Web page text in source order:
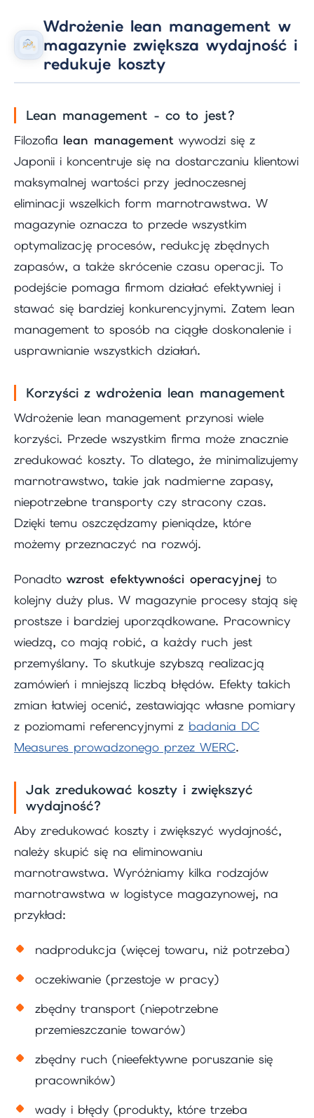
Wdrożenie lean management w
magazynie zwiększa wydajność i
redukuje koszty
Lean management - co to jest?
Filozofia lean management wywodzi się z
Japonii i koncentruje się na dostarczaniu klientowi
maksymalnej wartości przy jednoczesnej
eliminacji wszelkich form marnotrawstwa. W
magazynie oznacza to przede wszystkim
optymalizację procesów, redukcję zbędnych
zapasów, a także skrócenie czasu operacji. To
podejście pomaga firmom działać efektywniej i
stawać się bardziej konkurencyjnymi. Zatem lean
management to sposób na ciągłe doskonalenie i
usprawnianie wszystkich działań.
Korzyści z wdrożenia lean management
Wdrożenie lean management przynosi wiele
korzyści. Przede wszystkim firma może znacznie
zredukować koszty. To dlatego, że minimalizujemy
marnotrawstwo, takie jak nadmierne zapasy,
niepotrzebne transporty czy stracony czas.
Dzięki temu oszczędzamy pieniądze, które
możemy przeznaczyć na rozwój.
Ponadto wzrost efektywności operacyjnej to
kolejny duży plus. W magazynie procesy stają się
prostsze i bardziej uporządkowane. Pracownicy
wiedzą, co mają robić, a każdy ruch jest
przemyślany. To skutkuje szybszą realizacją
zamówień i mniejszą liczbą błędów. Efekty takich
zmian łatwiej ocenić, zestawiając własne pomiary
z poziomami referencyjnymi z badania DC
Measures prowadzonego przez WERC.
Jak zredukować koszty i zwiększyć
wydajność?
Aby zredukować koszty i zwiększyć wydajność,
należy skupić się na eliminowaniu
marnotrawstwa. Wyróżniamy kilka rodzajów
marnotrawstwa w logistyce magazynowej, na
przykład:
nadprodukcja (więcej towaru, niż potrzeba)
oczekiwanie (przestoje w pracy)
zbędny transport (niepotrzebne
przemieszczanie towarów)
zbędny ruch (nieefektywne poruszanie się
pracowników)
wady i błędy (produkty, które trzeba